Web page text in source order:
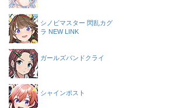
シノビマスター 閃乱カグ
ラ NEW LINK
ガールズバンドクライ
シャインポスト